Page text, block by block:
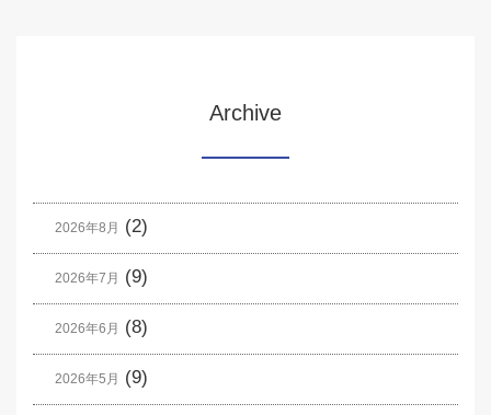
Archive
2026年8月 (2)
2026年7月 (9)
2026年6月 (8)
2026年5月 (9)